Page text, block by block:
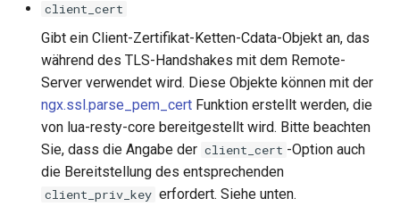
client_cert
Gibt ein Client-Zertifikat-Ketten-Cdata-Objekt an, das
während des TLS-Handshakes mit dem Remote-
Server verwendet wird. Diese Objekte können mit der
ngx.ssl.parse_pem_cert Funktion erstellt werden, die
von lua-resty-core bereitgestellt wird. Bitte beachten
Sie, dass die Angabe der client_cert -Option auch
die Bereitstellung des entsprechenden
client_priv_key erfordert. Siehe unten.